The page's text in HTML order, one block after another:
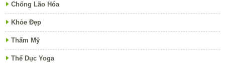
Chống Lão Hóa
Khỏe Đẹp
Thẩm Mỹ
Thể Dục Yoga